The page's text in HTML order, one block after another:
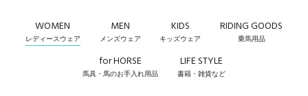
WOMEN
レディースウェア
MEN
メンズウェア
KIDS
キッズウェア
RIDING GOODS
乗馬用品
for HORSE
馬具・馬のお手入れ用品
LIFE STYLE
書籍・雑貨など